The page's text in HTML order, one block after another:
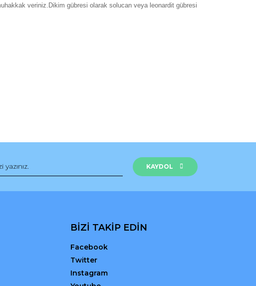
veriniz.Dikim gübresi olarak solucan veya leonardit gübresi
kullanarak tarafımıza iletebilirsiniz.
KAYDOL
BİZİ TAKİP EDİN
Facebook
Twitter
Instagram